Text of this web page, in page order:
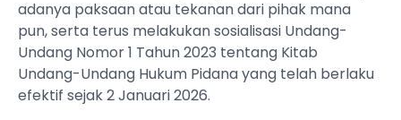
adanya paksaan atau tekanan dari pihak mana
pun, serta terus melakukan sosialisasi Undang-
Undang Nomor 1 Tahun 2023 tentang Kitab
Undang-Undang Hukum Pidana yang telah berlaku
efektif sejak 2 Januari 2026.